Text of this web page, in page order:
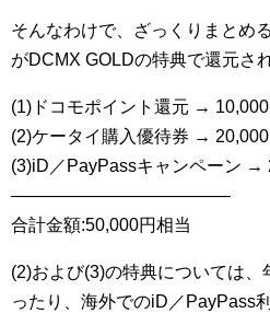
そんなわけで、ざっくりまとめ
がDCMX GOLDの特典で還元さ
(1)ドコモポイント還元 → 10,000
(2)ケータイ購入優待券 →
(3)iD／PayPassキャンペーン →
————————————–
合計金額:50,000円相当
(2)および(3)の特典については
ったり、海外でのiD／PayPass